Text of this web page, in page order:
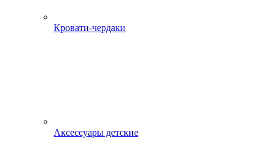
Кровати-чердаки
Аксессуары детские